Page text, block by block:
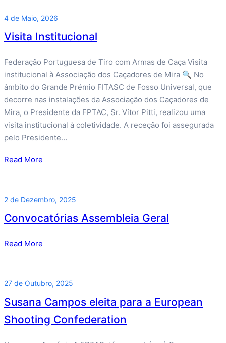
4 de Maio, 2026
Visita Institucional
Federação Portuguesa de Tiro com Armas de Caça Visita
institucional à Associação dos Caçadores de Mira 🔍 No
âmbito do Grande Prémio FITASC de Fosso Universal, que
decorre nas instalações da Associação dos Caçadores de
Mira, o Presidente da FPTAC, Sr. Vítor Pitti, realizou uma
visita institucional à coletividade. A receção foi assegurada
pelo Presidente…
Read More
2 de Dezembro, 2025
Convocatórias Assembleia Geral
Read More
27 de Outubro, 2025
Susana Campos eleita para a European
Shooting Confederation